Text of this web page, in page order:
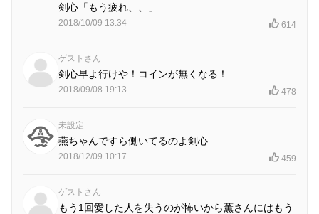
剣心「もう疲れ、、」
2018/10/09 13:34 614
ゲストさん
剣心早よ行けや！コインが無くなる！
2018/09/08 19:13 478
未設定
燕ちゃんですら働いてるのよ剣心
2018/12/09 10:17 459
ゲストさん
もう1回愛した人を失うのが怖いから薫さんにはもう